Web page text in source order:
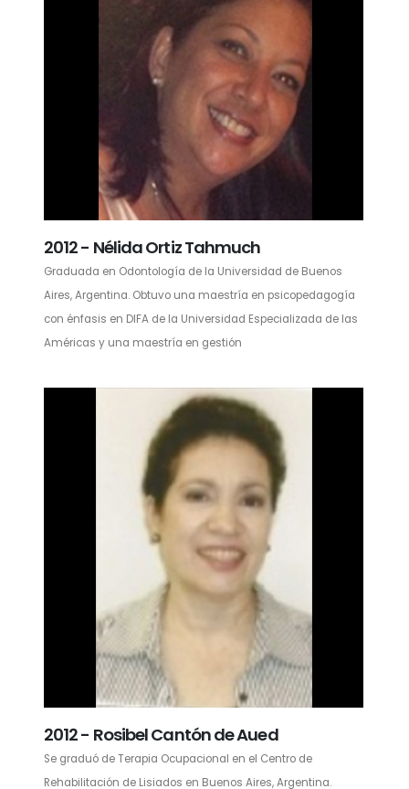
2012 - Nélida Ortiz Tahmuch
Graduada en Odontología de la Universidad de Buenos
Aires, Argentina. Obtuvo una maestría en psicopedagogía
con énfasis en DIFA de la Universidad Especializada de las
Américas y una maestría en gestión
2012 - Rosibel Cantón de Aued
Se graduó de Terapia Ocupacional en el Centro de
Rehabilitación de Lisiados en Buenos Aires, Argentina.